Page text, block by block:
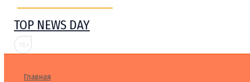
TOP NEWS DAY
Главная